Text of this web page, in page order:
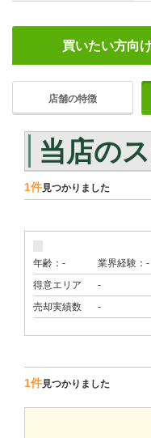
買いたい方向
店舗の特徴
当店の
1件見つかりました
年齢：-
業界経験：-
得意エリア
-
売却実績数
-
1件見つかりました